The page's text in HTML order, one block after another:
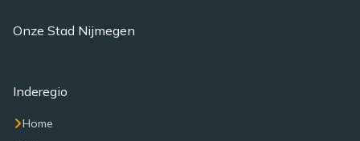
Onze Stad Nijmegen
Inderegio
Home